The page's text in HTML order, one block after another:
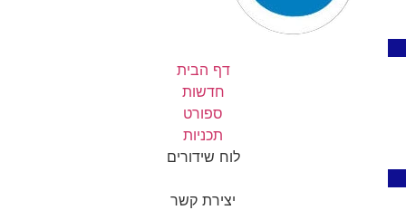
דף הבית
חדשות
ספורט
תכניות
לוח שידורים
יצירת קשר